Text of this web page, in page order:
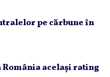
pe cărbune în
România acelaşi rating